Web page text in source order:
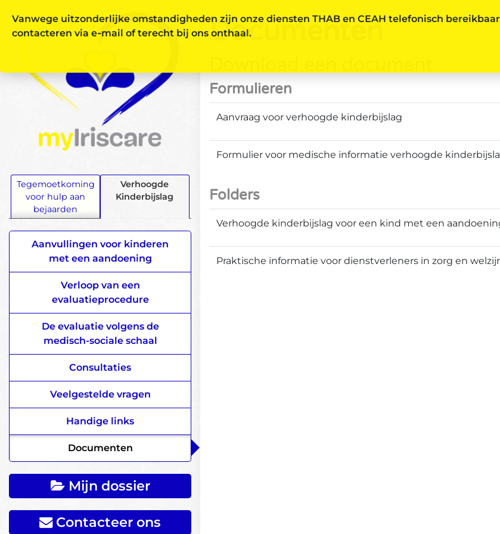
Vanwege uitzonderlijke omstandigheden zijn onze diensten THAB en CEAH telefonisch bereikbaar
contacteren via e‑mail of terecht bij ons onthaal.
Tegemoetkoming
voor hulp aan
bejaarden
Verhoogde
Kinderbijslag
Aanvullingen voor kinderen
met een aandoening
Verloop van een
evaluatieprocedure
De evaluatie volgens de
medisch-sociale schaal
Consultaties
Veelgestelde vragen
Handige links
Documenten
Mijn dossier
Contacteer ons
Documenten
Formulieren
Aanvraag voor verhoogde kinderbijslag
Formulier voor medische informatie verhoogde
Folders
Verhoogde kinderbijslag voor een kind met een
Praktische informatie voor dienstverleners in zorg en